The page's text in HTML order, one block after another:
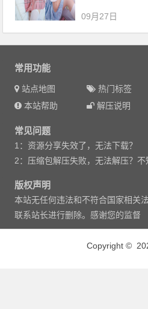
09月27日
常用功能
站点地图 热门标签
本站帮助
解压说明
常见问题
1：资源分享失效了，无法下载？
2：压缩包解压失败，无法解压？不
版权声明
本站无任何违法和不符合国家相关
联系站长进行删除。感谢您的监督
Copyright ©